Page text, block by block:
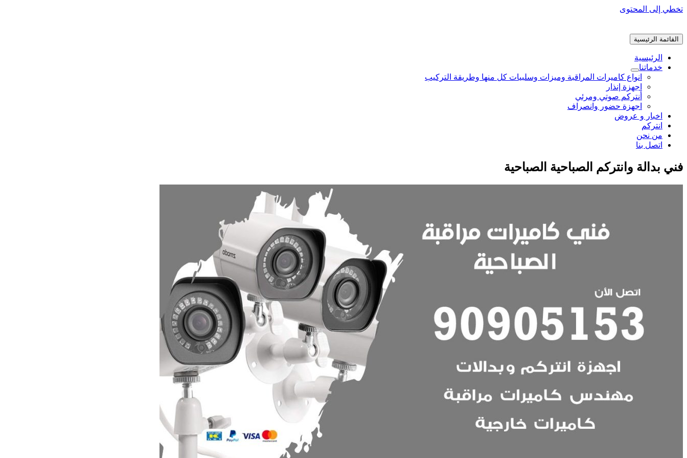
تخطي إلى المحتوى
القائمة الرئيسية
الرئيسية
خدماتنا
انواع كاميرات المراقبة وميزات وسلبيات كل منها وطريقة التركيب
اجهزة إنذار
أنتركم صوتي ومرئي
اجهزة حضور وانصراف
اخبار و عروض
انتركم
من نحن
اتصل بنا
فني بدالة وانتركم الصباحية الصباحية